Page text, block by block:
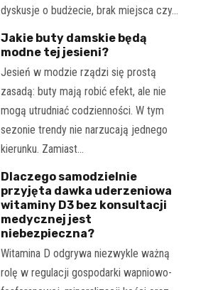
dyskusje o budżecie, brak miejsca czy…
Jakie buty damskie będą
modne tej jesieni?
Jesień w modzie rządzi się prostą
zasadą: buty mają robić efekt, ale nie
mogą utrudniać codzienności. W tym
sezonie trendy nie narzucają jednego
kierunku. Zamiast…
Dlaczego samodzielnie
przyjęta dawka uderzeniowa
witaminy D3 bez konsultacji
medycznej jest
niebezpieczna?
Witamina D odgrywa niezwykle ważną
rolę w regulacji gospodarki wapniowo-